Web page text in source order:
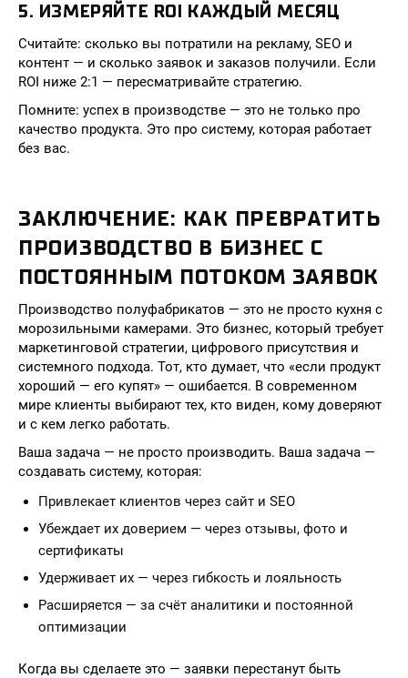
5. ИЗМЕРЯЙТЕ ROI КАЖДЫЙ МЕСЯЦ
Считайте: сколько вы потратили на рекламу, SEO и
контент — и сколько заявок и заказов получили. Если
ROI ниже 2:1 — пересматривайте стратегию.
Помните: успех в производстве — это не только про
качество продукта. Это про систему, которая работает
без вас.
ЗАКЛЮЧЕНИЕ: КАК ПРЕВРАТИТЬ
ПРОИЗВОДСТВО В БИЗНЕС С
ПОСТОЯННЫМ ПОТОКОМ ЗАЯВОК
Производство полуфабрикатов — это не просто кухня с
морозильными камерами. Это бизнес, который требует
маркетинговой стратегии, цифрового присутствия и
системного подхода. Тот, кто думает, что «если продукт
хороший — его купят» — ошибается. В современном
мире клиенты выбирают тех, кто виден, кому доверяют
и с кем легко работать.
Ваша задача — не просто производить. Ваша задача —
создавать систему, которая:
Привлекает клиентов через сайт и SEO
Убеждает их доверием — через отзывы, фото и
сертификаты
Удерживает их — через гибкость и лояльность
Расширяется — за счёт аналитики и постоянной
оптимизации
Когда вы сделаете это — заявки перестанут быть